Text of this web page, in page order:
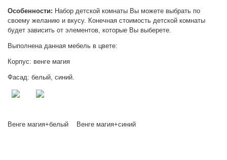
Особенности: Набор детской комнаты Вы можете выбрать по
своему желанию и вкусу. Конечная стоимость детской комнаты
будет зависить от элементов, которые Вы выберете.
Выполнена данная мебель в цвете:
Корпус: венге магия
Фасад: белый, синий.
Венге магия+белый Венге магия+синий